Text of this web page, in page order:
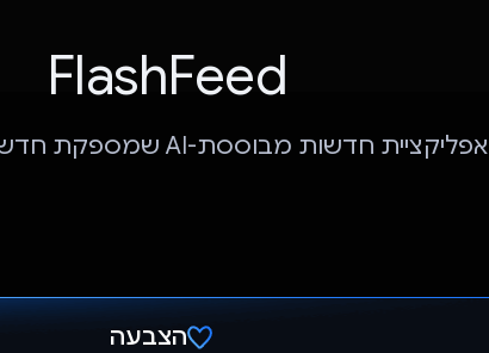
FlashFeed
אפליקציית חדשות מבוססת-AI שמספקת חדשות ב-60 מילים
הצבעה